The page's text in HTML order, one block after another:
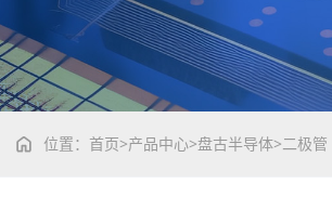
关于我们
公司简介 / 荣誉资质
产品中心
盘古半导体 / 复旦微 / 芯天下
位置： 首页>产品中心>盘古半导体>二极管